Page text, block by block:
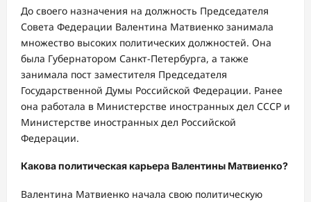
До своего назначения на должность Председателя
Совета Федерации Валентина Матвиенко занимала
множество высоких политических должностей. Она
была Губернатором Санкт-Петербурга, а также
занимала пост заместителя Председателя
Государственной Думы Российской Федерации. Ранее
она работала в Министерстве иностранных дел СССР и
Министерстве иностранных дел Российской
Федерации.
Какова политическая карьера Валентины Матвиенко?
Валентина Матвиенко начала свою политическую